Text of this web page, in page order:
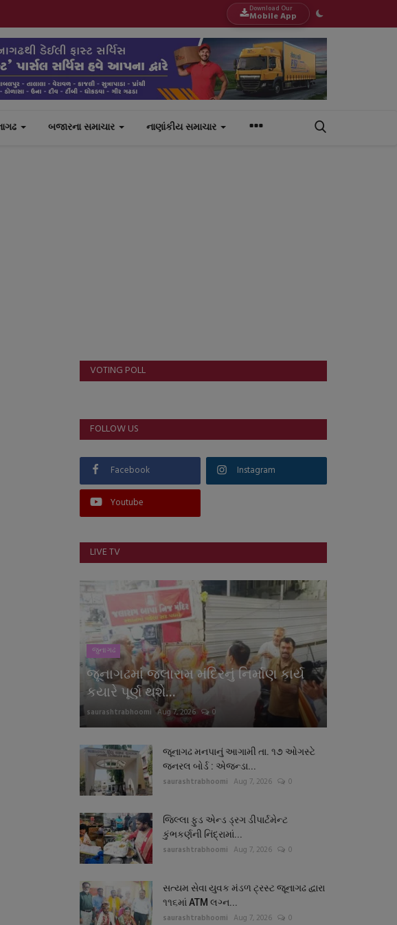
Download Our
Mobile App
બજારના સમાચાર નાણાંકીય સમાચાર
VOTING POLL
FOLLOW US
Facebook Instagram
Youtube
LIVE TV
જુનાગઢ
જૂનાગઢમાં જલારામ મંદિરનું નિર્માણ કાર્ય
કયારે પૂર્ણ થશે...
saurashtrabhoomi Aug 7, 2026 0
જૂનાગઢ મનપાનું આગામી તા. ૧૭ ઓગસ્ટે
જનરલ બોર્ડ : એજન્ડા...
saurashtrabhoomi Aug 7, 2026 0
જિલ્લા ફુડ એન્ડ ડ્રગ ડીપાર્ટમેન્ટ
કુંભકર્ણની નિંદ્રામાં...
saurashtrabhoomi Aug 7, 2026 0
સત્યમ સેવા યુવક મંડળ ટ્રસ્ટ જૂનાગઢ દ્વારા
૧૧૬માં ATM લગ્ન...
saurashtrabhoomi Aug 7, 2026 0